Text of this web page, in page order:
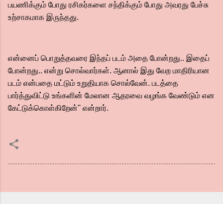
பயணிக்கும் போது ரசிகர்களை சந்திக்கும் போது அவரது பேச்சு
உற்சாகமாக இருந்தது.
என்னைப் பொறுத்தவரை இந்தப் படம் அதை போன்றது.. இதைப்
போன்றது.. என்று சொல்வார்கள். ஆனால் இது வேற மாதிரியான
படம் என்பதை மட்டும் உறுதியாக சொல்வேன். படத்தை
பார்த்துவிட்டு உங்களின் மேலான ஆதரவை வழங்க வேண்டும் என
கேட்டுக்கொள்கிறேன்'' என்றார்.